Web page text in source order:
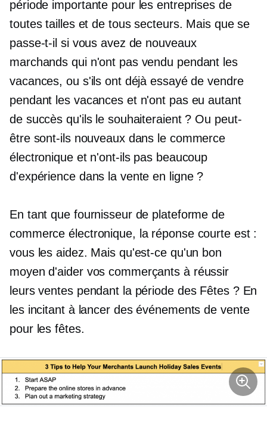
période importante pour les entreprises de
toutes tailles et de tous secteurs. Mais que se
passe-t-il si vous avez de nouveaux
marchands qui n'ont pas vendu pendant les
vacances, ou s'ils ont déjà essayé de vendre
pendant les vacances et n'ont pas eu autant
de succès qu'ils le souhaiteraient ? Ou peut-
être sont-ils nouveaux dans le commerce
électronique et n'ont-ils pas beaucoup
d'expérience dans la vente en ligne ?
En tant que fournisseur de plateforme de
commerce électronique, la réponse courte est :
vous les aidez. Mais qu'est-ce qu'un bon
moyen d'aider vos commerçants à réussir
leurs ventes pendant la période des Fêtes ? En
les incitant à lancer des événements de vente
pour les fêtes.